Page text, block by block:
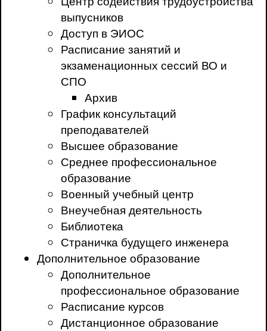
выпусников
Доступ в ЭИОС
Расписание занятий и
экзаменационных сессий ВО и
СПО
Архив
График консультаций
преподавателей
Высшее образование
Среднее профессиональное
образование
Военный учебный центр
Внеучебная деятельность
Библиотека
Страничка будущего инженера
Дополнительное образование
Дополнительное
профессиональное образование
Расписание курсов
Дистанционное образование